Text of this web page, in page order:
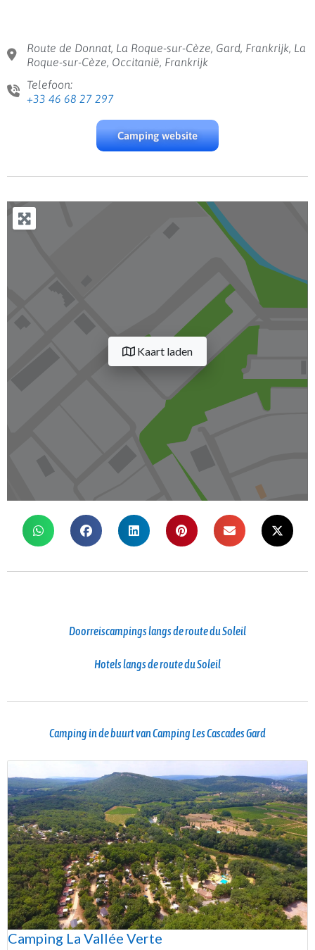
Route de Donnat, La Roque-sur-Cèze, Gard, Frankrijk, La
Roque-sur-Cèze, Occitanië, Frankrijk
Telefoon:
+33 46 68 27 297
Camping website
Kaart laden
Doorreiscampings langs de route du Soleil
Hotels langs de route du Soleil
Camping in de buurt van Camping Les Cascades Gard
Camping La Vallée Verte